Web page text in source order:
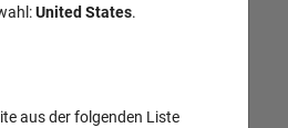
United States.
aus der folgenden Liste